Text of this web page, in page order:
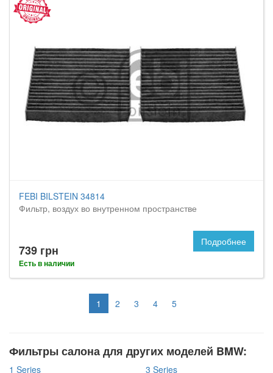
FEBI BILSTEIN 34814
Фильтр, воздух во внутренном пространстве
739 грн
Есть в наличии
Подробнее
1 2 3 4 5
Фильтры салона для других моделей BMW:
1 Series
3 Series